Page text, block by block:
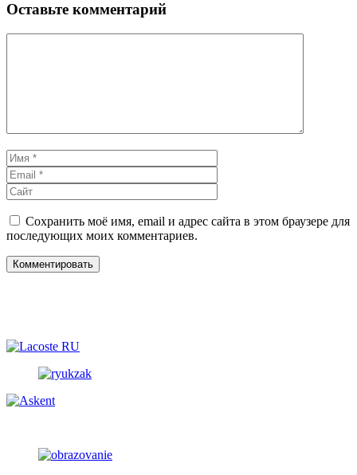
Оставьте комментарий
Имя
Сохранить моё имя, email и адрес сайта в этом браузере для
последующих моих комментариев.